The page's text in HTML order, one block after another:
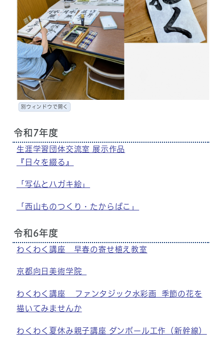
別ウィンドウで開く
令和7年度
生涯学習団体交流室 展示作品
『日々を綴る』
「写仏とハガキ絵」
「西山ものつくり・たからばこ」
令和6年度
わくわく講座 早春の寄せ植え教室
京都向日美術学院
わくわく講座 ファンタジック水彩画 季節の花を
描いてみませんか
わくわく夏休み親子講座 ダンボール工作（新幹線）